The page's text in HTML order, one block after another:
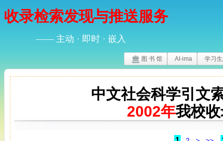
收录检索发现与推送服务
—— 主动 · 即时 · 嵌入
图 书 馆 AI-ima 学习
中文社会科学引文
2002年我校